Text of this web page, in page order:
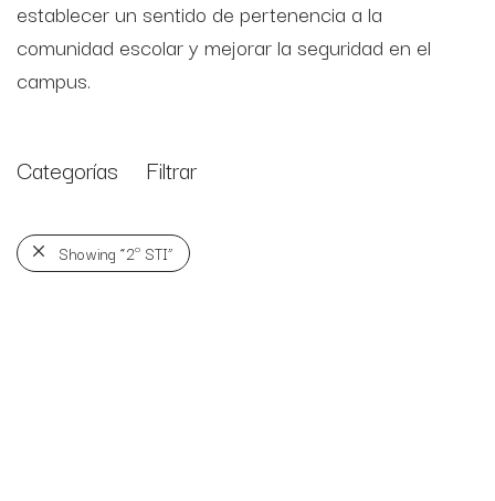
establecer un sentido de pertenencia a la
comunidad escolar y mejorar la seguridad en el
campus.
Categorías Filtrar
Showing “2º STI”